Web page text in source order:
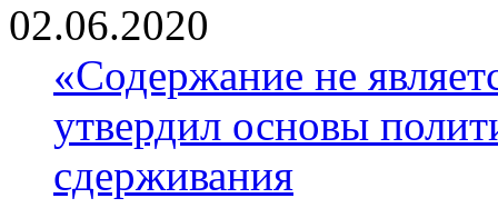
02.06.2020
«Содержание не
утвердил основы
сдерживания